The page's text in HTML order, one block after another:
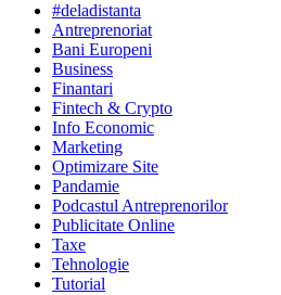
#deladistanta
Antreprenoriat
Bani Europeni
Business
Finantari
Fintech & Crypto
Info Economic
Marketing
Optimizare Site
Pandamie
Podcastul Antreprenorilor
Publicitate Online
Taxe
Tehnologie
Tutorial